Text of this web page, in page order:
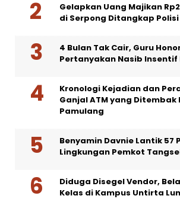
Gelapkan Uang Majikan
di Serpong Ditangkap Polisi
4 Bulan Tak Cair, Guru
Pertanyakan Nasib Insentif
Kronologi Kejadian dan
Ganjal ATM yang Ditembak
Pamulang
Benyamin Davnie Lantik 57
Lingkungan Pemkot
Diduga Disegel Vendor,
Kelas di Kampus Untirta